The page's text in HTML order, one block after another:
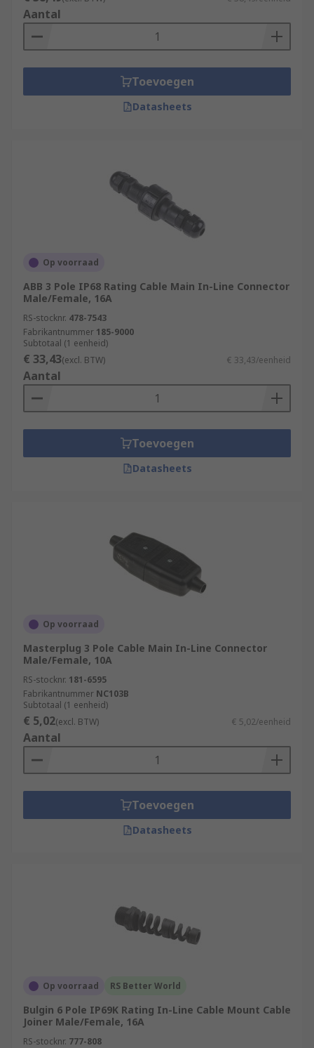
Aantal
Toevoegen
Datasheets
Op voorraad
ABB 3 Pole IP68 Rating Cable Main In-Line Connector
Male/Female, 16A
RS-stocknr. 478-7543
Fabrikantnummer 185-9000
Subtotaal (1 eenheid)
€ 33,43(excl. BTW) € 33,43/eenheid
Aantal
Toevoegen
Datasheets
Op voorraad
Masterplug 3 Pole Cable Main In-Line Connector
Male/Female, 10A
RS-stocknr. 181-6595
Fabrikantnummer NC103B
Subtotaal (1 eenheid)
€ 5,02(excl. BTW) € 5,02/eenheid
Aantal
Toevoegen
Datasheets
Op voorraad RS Better World
Bulgin 6 Pole IP69K Rating In-Line Cable Mount Cable
Joiner Male/Female, 16A
RS-stocknr. 777-808